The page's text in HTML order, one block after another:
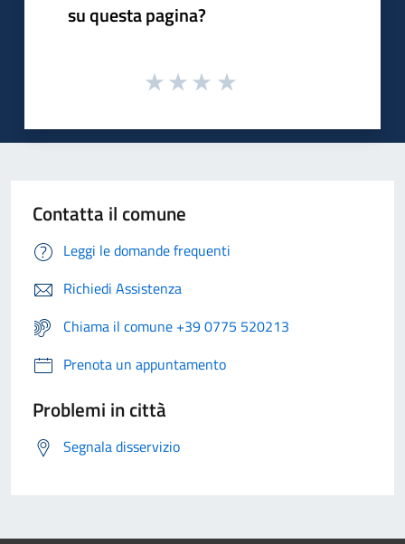
su questa pagina?
Contatta il comune
Leggi le domande frequenti
Richiedi Assistenza
Chiama il comune +39 0775 520213
Prenota un appuntamento
Problemi in città
Segnala disservizio